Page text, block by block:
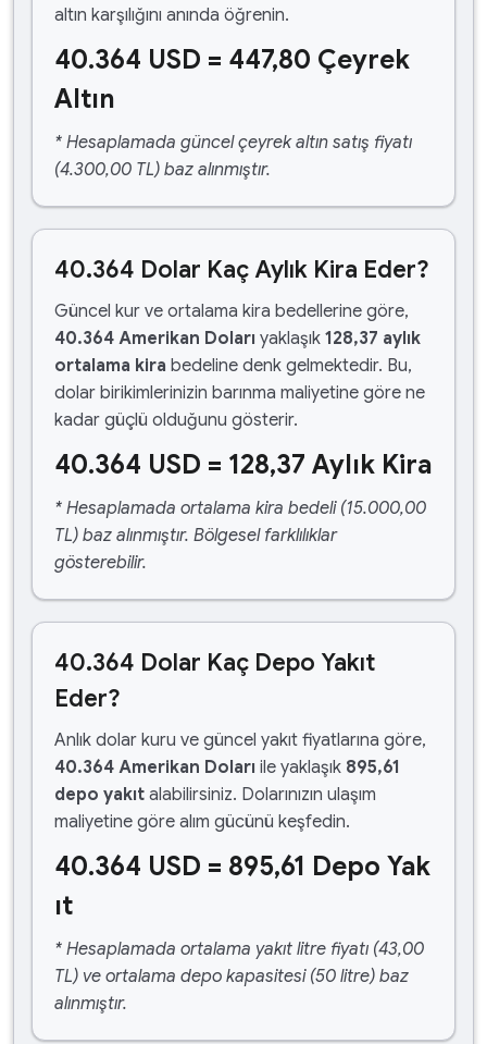
altın karşılığını anında öğrenin.
40.364 USD = 447,80 Çeyrek
Altın
* Hesaplamada güncel çeyrek altın satış fiyatı
(4.300,00 TL) baz alınmıştır.
40.364 Dolar Kaç Aylık Kira Eder?
Güncel kur ve ortalama kira bedellerine göre,
40.364 Amerikan Doları yaklaşık 128,37 aylık
ortalama kira bedeline denk gelmektedir. Bu,
dolar birikimlerinizin barınma maliyetine göre ne
kadar güçlü olduğunu gösterir.
40.364 USD = 128,37 Aylık Kira
* Hesaplamada ortalama kira bedeli (15.000,00
TL) baz alınmıştır. Bölgesel farklılıklar
gösterebilir.
40.364 Dolar Kaç Depo Yakıt
Eder?
Anlık dolar kuru ve güncel yakıt fiyatlarına göre,
40.364 Amerikan Doları ile yaklaşık 895,61
depo yakıt alabilirsiniz. Dolarınızın ulaşım
maliyetine göre alım gücünü keşfedin.
40.364 USD = 895,61 Depo Yak
ıt
* Hesaplamada ortalama yakıt litre fiyatı (43,00
TL) ve ortalama depo kapasitesi (50 litre) baz
alınmıştır.